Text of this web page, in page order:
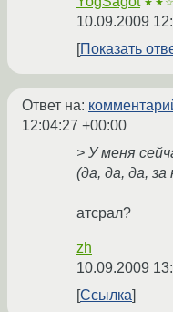
★★☆
10.09.2009
Показать
Ответ на:
12:04:27 +00:00
> У меня
(да, да, да,
атсрал?
zh
10.09.2009
Ссылка